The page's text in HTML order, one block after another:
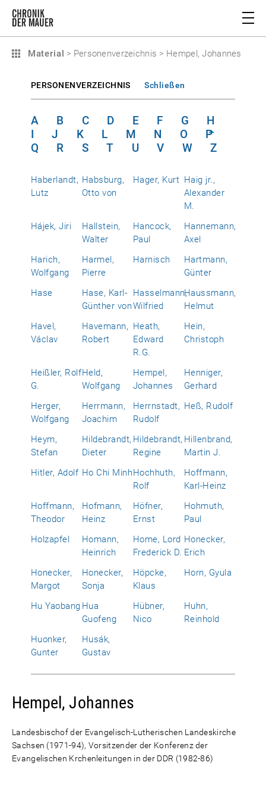
Material > Personenverzeichnis > Hempel, Johannes
PERSONENVERZEICHNIS Schließen
A B C D E F G
H
I
J K L M N O
P
Q
R S T U V W Z
Haberlandt,
Lutz
Habsburg,
Otto von
Hager, Kurt Haig jr.,
Alexander
M.
Hájek, Jiri
Hallstein,
Walter
Hancock,
Paul
Hannemann,
Axel
Harich,
Wolfgang
Harmel,
Pierre
Harnisch
Hartmann,
Günter
Hase
Hase, Karl-
Günther von
Hasselmann,
Wilfried
Haussmann,
Helmut
Havel,
Václav
Havemann,
Robert
Heath,
Edward
R.G.
Hein,
Christoph
Heißler, Rolf
G.
Held,
Wolfgang
Hempel,
Johannes
Henniger,
Gerhard
Herger,
Wolfgang
Herrmann,
Joachim
Herrnstadt,
Rudolf
Heß, Rudolf
Heym,
Stefan
Hildebrandt,
Dieter
Hildebrandt,
Regine
Hillenbrand,
Martin J.
Hitler, Adolf Ho Chi MinhHochhuth,
Rolf
Hoffmann,
Karl-Heinz
Hoffmann,
Theodor
Hofmann,
Heinz
Höfner,
Ernst
Hohmuth,
Paul
Holzapfel
Homann,
Heinrich
Home, Lord
Frederick D.
Honecker,
Erich
Honecker,
Margot
Honecker,
Sonja
Höpcke,
Klaus
Horn, Gyula
Hu Yaobang Hua
Guofeng
Hübner,
Nico
Huhn,
Reinhold
Huonker,
Gunter
Husák,
Gustav
Hempel, Johannes
Landesbischof der Evangelisch-Lutherischen Landeskirche
Sachsen (1971-94), Vorsitzender der Konferenz der
Evangelischen Krchenleitungen in der DDR (1982-86)